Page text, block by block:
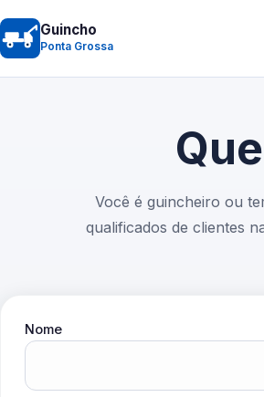
Guincho
Ponta Grossa
Você é guincheiro ou
qualificados de clientes
Nome